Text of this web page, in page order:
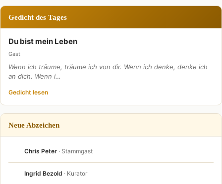
Gedicht des Tages
Du bist mein Leben
Gast
Wenn ich träume, träume ich von dir. Wenn ich denke, denke ich
an dich. Wenn i…
Gedicht lesen
Neue Abzeichen
Chris Peter · Stammgast
Ingrid Bezold · Kurator